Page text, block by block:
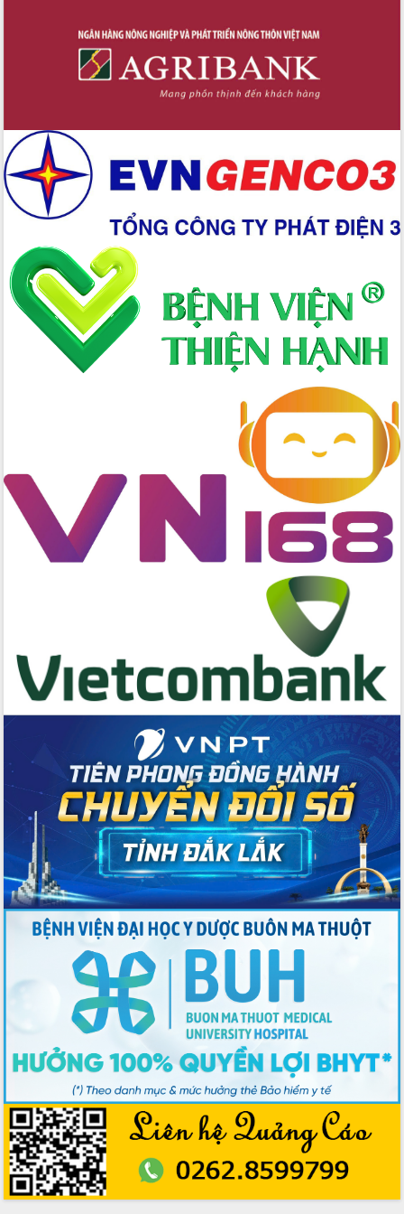
trong thương mại điện tử năm 2026
Đoàn đại biểu Quốc hội tỉnh Đắk Lắk
trao đổi thông tin trước Kỳ họp thứ
thông nguồn lực phát triển
Nâng cao hiệu lực, hiệu quả HĐND
tỉnh thông qua hiện đại hóa hành chính
Xã Ea Phê gắn cải cách hành chính với
chuyển đổi số
Phó Chủ tịch Thường trực UBND tỉnh
Hồ Thị Nguyên Thảo làm việc tại Trung
tâm Phục vụ hành chính công xã Ea
Phê
Xây dựng nền hành chính số đồng
hành cùng nông dân dân, doanh nghiệp
Giai đoạn 2026-2030, Đắk Lắk phấn
đấu có 77% xã đạt chuẩn nông thôn
Ứng dụng sinh trắc học - Bước tiến
trong hành trình chuyển đổi số tại Đắk
Đắk Lắk nâng cao hiệu quả công tác
Tập huấn nâng cao năng lực triển khai
chuyển đổi số cho cán bộ, công chức
cấp xã
Đắk Lắk phát động hưởng ứng Ngày
Quyền của người tiêu dùng Việt Nam
2026
Đẩy mạnh cải cách hành chính, quyết
tâm đạt được mục tiêu tăng trưởng
hai con số trong năm 2026
Tổ chức trang trọng Lễ hội Đền thờ
Lương Văn Chánh năm 2026
Phó Bí thư Tỉnh ủy Đắk Lắk Đỗ Hữu
Huy giữ chức Bí thư Đảng ủy Ủy Ban
Nhân dân tỉnh
Bệnh án điện tử thúc đẩy chuyển đổi
số y tế tại Đắk Lắk
Chuyển đổi số thư viện: Mở rộng
không gian tri thức trong thời đại số
Đánh giá, rút kinh nghiệm công tác tổ
Chương trình “Gặp gỡ hữu nghị –
Friendship Meeting New Year 2026”
Bầu cử Quốc hội và HĐND: Cử tri Đắk
Lắk gửi gắm niềm tin, kỳ vọng vào lá
phiếu
Đắk Lắk sẵn sàng các điều kiện cho
Ngày hội bầu cử đại biểu Quốc hội
khóa XVI và HĐND các cấp nhiệm kỳ